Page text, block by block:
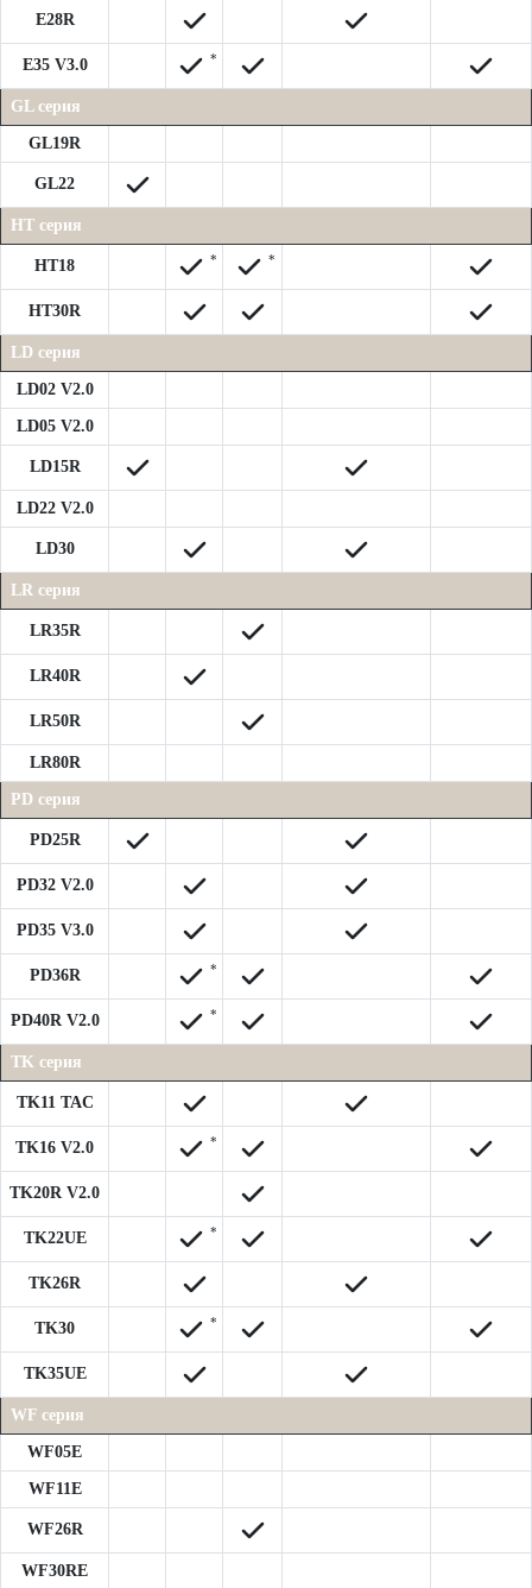
E28R
E35 V3.0 *
GL серия
GL19R
GL22
HT серия
HT18 * *
HT30R
LD серия
LD02 V2.0
LD05 V2.0
LD15R
LD22 V2.0
LD30
LR серия
LR35R
LR40R
LR50R
LR80R
PD серия
PD25R
PD32 V2.0
PD35 V3.0
PD36R *
PD40R V2.0 *
TK серия
TK11 TAC
TK16 V2.0 *
TK20R V2.0
TK22UE *
TK26R
TK30 *
TK35UE
WF серия
WF05E
WF11E
WF26R
WF30RE